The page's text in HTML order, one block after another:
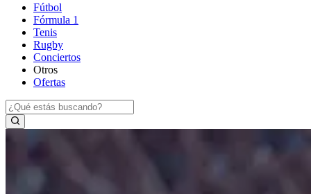
Fútbol
Fórmula 1
Tenis
Rugby
Conciertos
Otros
Ofertas